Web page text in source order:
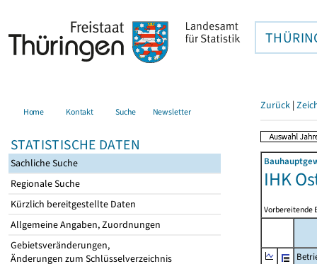
Home Kontakt Suche Newsletter
STATISTISCHE DATEN
Sachliche Suche
Regionale Suche
Kürzlich bereitgestellte Daten
Allgemeine Angaben, Zuordnungen
Gebietsveränderungen,
Änderungen zum Schlüsselverzeichnis
Zurück |
IHK
Vorbereitende